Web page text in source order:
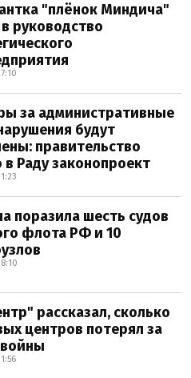
"плёнок Миндича"
руководство
за административные
будут
правительство
в Раду законопроект
поразила шесть судов
флота РФ и 10
рассказал, сколько
центров потерял за